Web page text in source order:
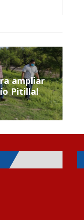
ampliar
Pitillal